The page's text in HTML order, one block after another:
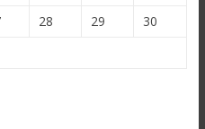
28 29
30